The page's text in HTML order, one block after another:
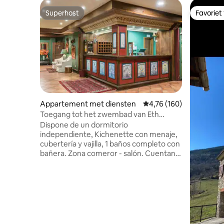
Superhost
Superhost
Appartement met diensten Gemiddelde
4,76 (160)
Toegang tot het zwembad van Eth
Refugi d'Aran
Dispone de un dormitorio
independiente, Kichenette con menaje,
cubertería y vajilla, 1 baños completo con
bañera. Zona comeror - salón. Cuentan